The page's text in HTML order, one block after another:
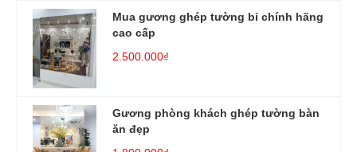
Mua gương ghép tường bỉ chính hãng
cao cấp
2.500.000₫
Gương phòng khách ghép tường bàn
ăn đẹp